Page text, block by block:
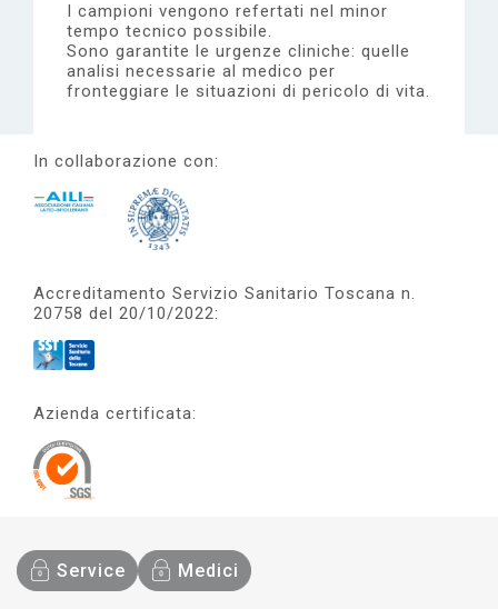
I campioni vengono refertati nel minor
tempo tecnico possibile.
Sono garantite le urgenze cliniche: quelle
analisi necessarie al medico per
fronteggiare le situazioni di pericolo di vita.
In collaborazione con:
Accreditamento Servizio Sanitario Toscana n.
20758 del 20/10/2022:
Azienda certificata:
Service Medici